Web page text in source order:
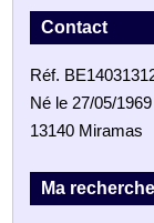
Contact
Réf.
Né le 27/05/1969
13140 Miramas
Ma recherche